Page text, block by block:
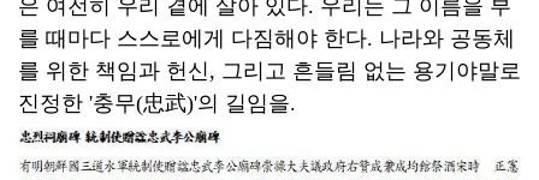
은 여전히 우리 곁에 살아 있다. 우리는 그 이름을 부
를 때마다 스스로에게 다짐해야 한다. 나라와 공동체
를 위한 책임과 헌신, 그리고 흔들림 없는 용기야말로
진정한 '충무(忠武)'의 길임을.